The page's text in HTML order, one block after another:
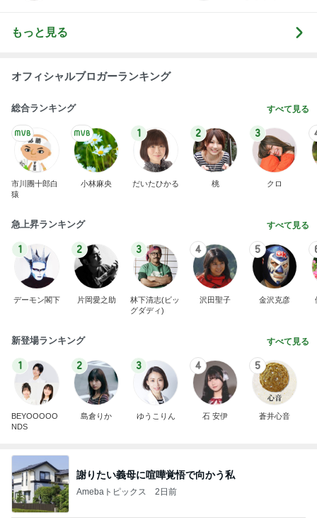
もっと見る
オフィシャルブロガーランキング
総合ランキング すべて見る
市川團十郎白
猿
小林麻央
1
だいたひかる
2
桃
3
クロ
急上昇ランキング すべて見る
1
デーモン閣下
2
片岡愛之助
3
林下清志(ビッ
グダディ)
4
沢田聖子
5
金沢克彦
新登場ランキング すべて見る
1
BEYOOOOO
NDS
2
島倉りか
3
ゆうこりん
4
石 安伊
5
蒼井心音
謝りたい義母に喧嘩覚悟で向かう私
Amebaトピックス 2日前